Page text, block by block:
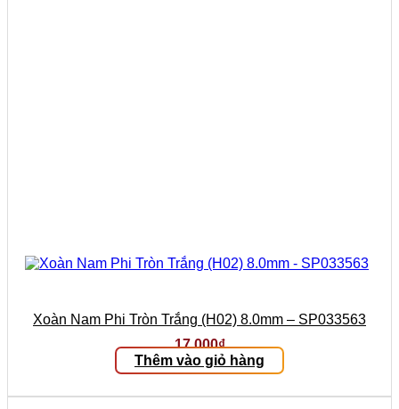
Xoàn Nam Phi Tròn Trắng (H02) 8.0mm – SP033563
17.000₫
Thêm vào giỏ hàng